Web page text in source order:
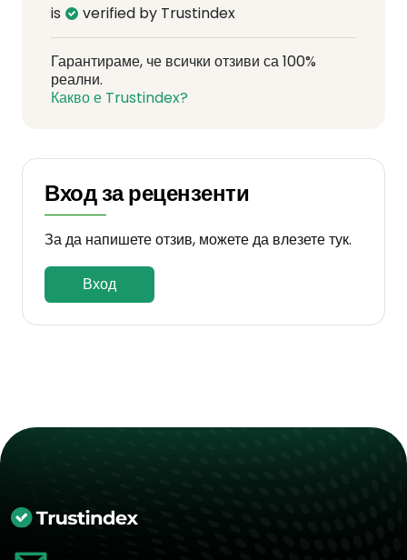
is verified by Trustindex
Гарантираме, че всички отзиви са 100%
реални.
Какво е Trustindex?
Вход за рецензенти
За да напишете отзив, можете да влезете тук.
Вход